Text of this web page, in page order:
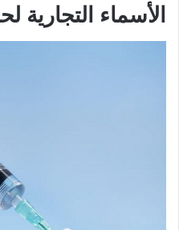
الأسماء التجارية